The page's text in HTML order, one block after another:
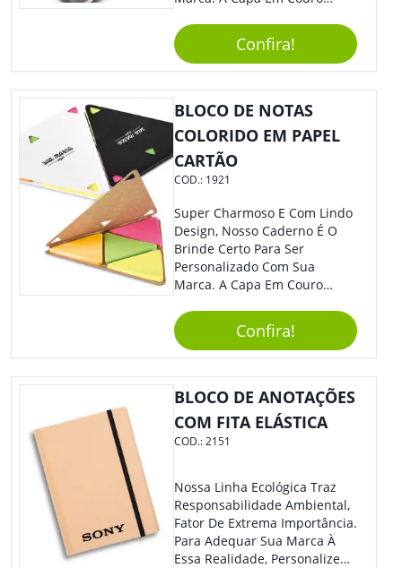
Elástico Permite Maior
Segurança Ao Carregá-Lo.
Ofereça A Seus Clientes E
Colaboradores, Sem Dúvidas
Eles Irão Adorar.
Confira!
BLOCO DE NOTAS
COLORIDO EM PAPEL
CARTÃO
COD.: 1921
Super Charmoso E Com Lindo
Design, Nosso Caderno É O
Brinde Certo Para Ser
Personalizado Com Sua
Marca. A Capa Em Couro
Elástico Permite Maior
Segurança Ao Carregá-Lo.
Ofereça A Seus Clientes E
Colaboradores, Sem Dúvidas
Eles Irão Adorar.
Confira!
BLOCO DE ANOTAÇÕES
COM FITA ELÁSTICA
COD.:2151
Nossa Linha Ecológica Traz
Responsabilidade Ambiental,
Fator De Extrema Importância.
Para Adequar Sua Marca À
Essa Realidade, Personalize